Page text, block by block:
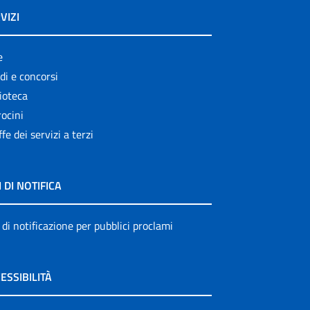
e concorsi
dei servizi a terzi
DI NOTIFICA
notificazione per pubblici proclami